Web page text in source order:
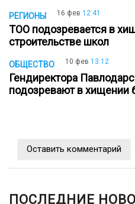
РЕГИОНЫ 16 фев 12:41
ТОО подозревается в
строительстве школ
ОБЩЕСТВО 10 фев 13:12
Гендиректора
подозревают в
Оставить комментарий
ПОСЛЕДНИЕ